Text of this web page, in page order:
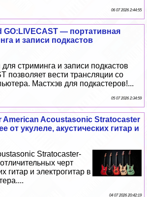
06 07 2026 2:44:55
GO:LIVECAST — портативная
и записи подкастов
стриминга и записи подкастов
позволяет вести трaнcляции со
Мастхэв для подкастеров!...
05 07 2026 2:34:59
American Acoustasonic Stratocaster
от укулеле, акустических гитар и
Stratocaster-
черт
гитар и электрогитар в
04 07 2026 20:42:19